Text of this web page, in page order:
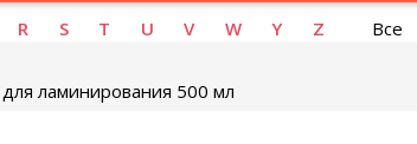
R S T U V W Y Z
Все
ламинирования 500 мл